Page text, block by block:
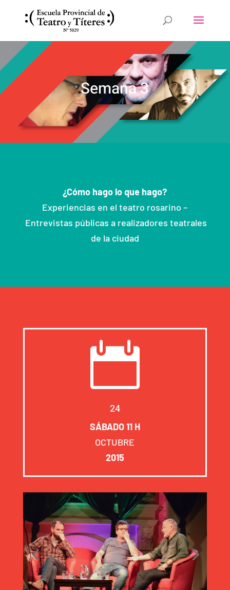
Semana 3
¿Cómo hago lo que hago?
Experiencias en el teatro rosarino –
Entrevistas públicas a realizadores teatrales
de la ciudad

24
SÁBADO 11 H
OCTUBRE
2015